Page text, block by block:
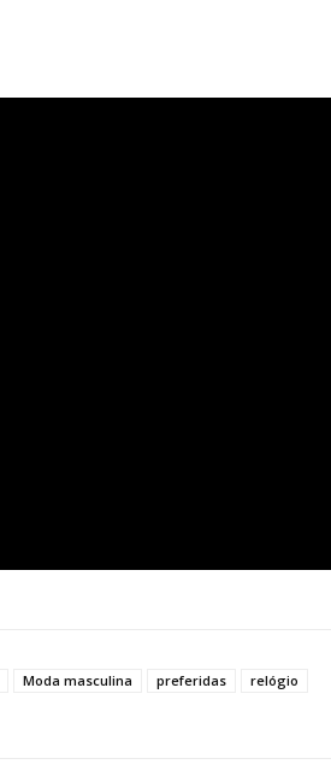
Moda masculina preferidas
relógio